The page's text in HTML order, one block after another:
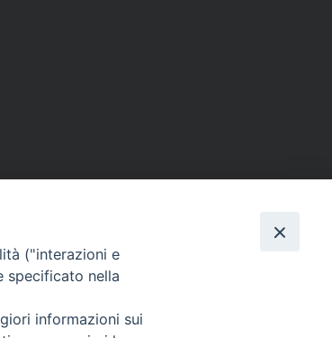
("interazioni e
specificato nella
informazioni sui